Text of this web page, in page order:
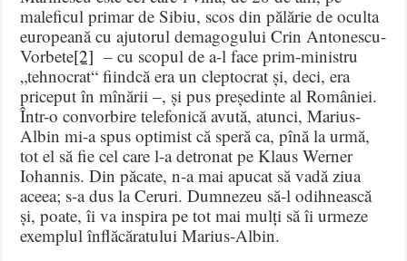
maleficul primar de Sibiu, scos din pălărie de oculta
europeană cu ajutorul demagogului Crin Antonescu-
Vorbete[2] – cu scopul de a-l face prim-ministru
„tehnocrat“ fiindcă era un cleptocrat și, deci, era
priceput în mînării –, și pus președinte al României.
Într-o convorbire telefonică avută, atunci, Marius-
Albin mi-a spus optimist că speră ca, pînă la urmă,
tot el să fie cel care l-a detronat pe Klaus Werner
Iohannis. Din păcate, n-a mai apucat să vadă ziua
aceea; s-a dus la Ceruri. Dumnezeu să-l odihnească
și, poate, îi va inspira pe tot mai mulți să îi urmeze
exemplul înflăcăratului Marius-Albin.